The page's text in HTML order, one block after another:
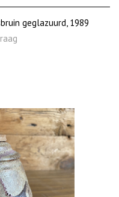
geglazuurd, 1989